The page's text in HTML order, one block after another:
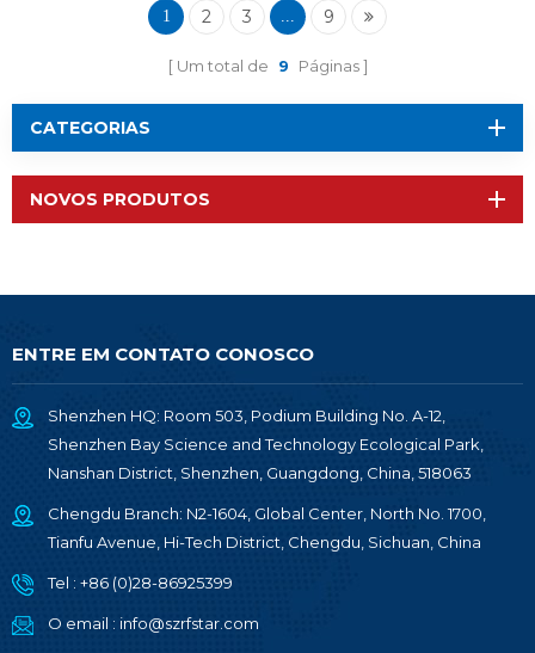
1 2 3 ... 9
Um total de 9 Páginas
CATEGORIAS
NOVOS PRODUTOS
ENTRE EM CONTATO CONOSCO
Shenzhen HQ: Room 503, Podium Building No. A-12,
Shenzhen Bay Science and Technology Ecological Park,
Nanshan District, Shenzhen, Guangdong, China, 518063
Chengdu Branch: N2-1604, Global Center, North No. 1700,
Tianfu Avenue, Hi-Tech District, Chengdu, Sichuan, China
Tel : +86 (0)28-86925399
O email : info@szrfstar.com